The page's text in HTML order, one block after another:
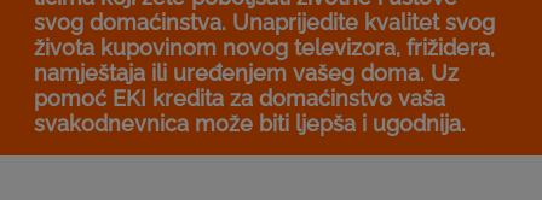
svog domaćinstva. Unaprijedite kvalitet svog
života kupovinom novog televizora, frižidera,
namještaja ili uređenjem vašeg doma. Uz
pomoć EKI kredita za domaćinstvo vaša
svakodnevnica može biti ljepša i ugodnija.